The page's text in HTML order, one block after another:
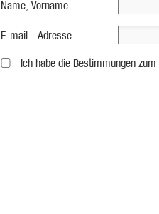
Name, Vorname
E-mail - Adresse
Ich habe die Bestimmungen zum